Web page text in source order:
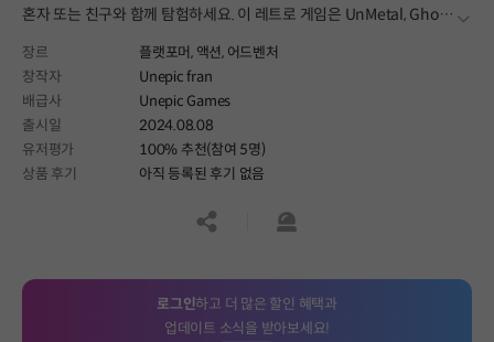
혼자 또는 친구와 함께 탐험하세요. 이 레트로 게임은 UnMetal, Ghost
MSX2 명작에 대한 애정 어린 헌사입니다.
더보
장르 플랫포머, 액션, 어드벤처
창작자
Unepic fran
배급사
Unepic Games
출시일
2024.08.08
유저평가
100% 추천(참여 5명)
상품 후기
아직 등록된 후기 없음
공유하기신고하기
로그인하고 더 많은 할인 혜택과
업데이트 소식을 받아보세요!